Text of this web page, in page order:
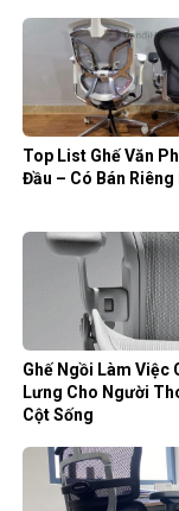
Top List Ghế Văn
Đầu – Có Bán Riêng
Ghế Ngồi Làm Việc
Lưng Cho Người
Cột Sống